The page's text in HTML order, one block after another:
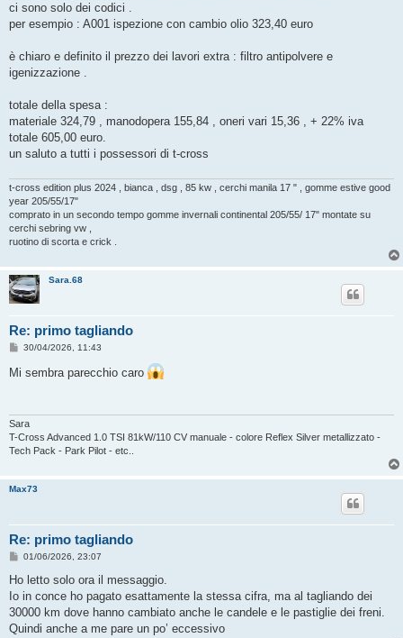
ci sono solo dei codici .
per esempio : A001 ispezione con cambio olio 323,40 euro
è chiaro e definito il prezzo dei lavori extra : filtro antipolvere e
igenizzazione .
totale della spesa :
materiale 324,79 , manodopera 155,84 , oneri vari 15,36 , + 22% iva
totale 605,00 euro.
un saluto a tutti i possessori di t-cross
t-cross edition plus 2024 , bianca , dsg , 85 kw , cerchi manila 17 " , gomme estive good
year 205/55/17"
comprato in un secondo tempo gomme invernali continental 205/55/ 17" montate su
cerchi sebring vw ,
ruotino di scorta e crick .
Sara.68
Re: primo tagliando
M
s
s
i
o
30/04/2026, 11:43
Mi sembra parecchio caro
Sara
T-Cross Advanced 1.0 TSI 81kW/110 CV manuale - colore Reflex Silver metallizzato -
Tech Pack - Park Pilot - etc..
Max73
Re: primo tagliando
M
s
a
g
i
01/06/2026, 23:07
Ho letto solo ora il messaggio.
Io in conce ho pagato esattamente la stessa cifra, ma al tagliando dei
30000 km dove hanno cambiato anche le candele e le pastiglie dei freni.
Quindi anche a me pare un po’ eccessivo